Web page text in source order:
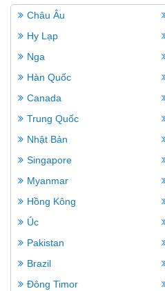
Châu Âu
Hy Lạp
Nga
Hàn Quốc
Canada
Trung Quốc
Nhật Bản
Singapore
Myanmar
Hồng Kông
Úc
Pakistan
Brazil
Đông Timor